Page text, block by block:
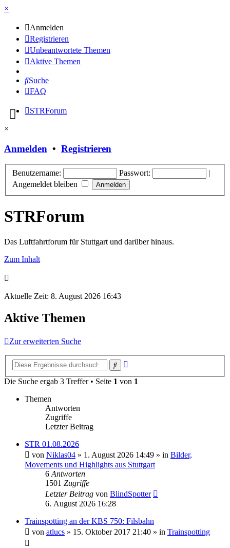
×
Anmelden
Registrieren
Unbeantwortete Themen
Aktive Themen
Suche
FAQ
STRForum
×
Anmelden • Registrieren
Benutzername: Passwort:
|
Angemeldet bleiben
STRForum
Das Luftfahrtforum für Stuttgart und darüber hinaus.
Zum Inhalt
Aktuelle Zeit: 8. August 2026 16:43
Aktive Themen
Zur erweiterten Suche
Suche
Die Suche ergab 3 Treffer • Seite 1 von 1
Themen
Antworten
Zugriffe
Letzter Beitrag
STR 01.08.2026
von Niklas04 » 1. August 2026 14:49 » in Bilder,
Movements und Highlights aus Stuttgart
6 Antworten
1501 Zugriffe
Letzter Beitrag von BlindSpotter
6. August 2026 16:28
Trainspotting an der KBS 750: Filsbahn
von atlucs » 15. Oktober 2017 21:40 » in Trainspotting